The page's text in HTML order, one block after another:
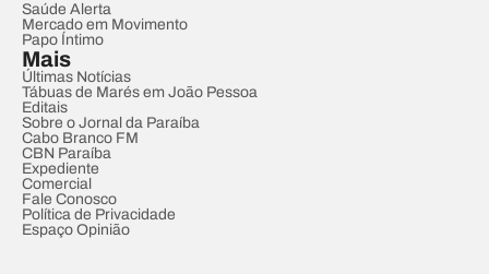
Saúde Alerta
Mercado em Movimento
Papo Íntimo
Mais
Últimas Notícias
Tábuas de Marés em João Pessoa
Editais
Sobre o Jornal da Paraíba
Cabo Branco FM
CBN Paraíba
Expediente
Comercial
Fale Conosco
Política de Privacidade
Espaço Opinião